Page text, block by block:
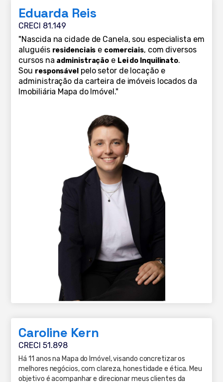
Eduarda Reis
CRECI 81.149
"Nascida na cidade de Canela, sou especialista em
aluguéis residenciais e comerciais, com diversos
cursos na administração e Lei do Inquilinato.
Sou responsável pelo setor de locação e
administração da carteira de imóveis locados da
Imobiliária Mapa do Imóvel."
Caroline Kern
CRECI 51.898
Há 11 anos na Mapa do Imóvel, visando concretizar os
melhores negócios, com clareza, honestidade e ética. Meu
objetivo é acompanhar e direcionar meus clientes da